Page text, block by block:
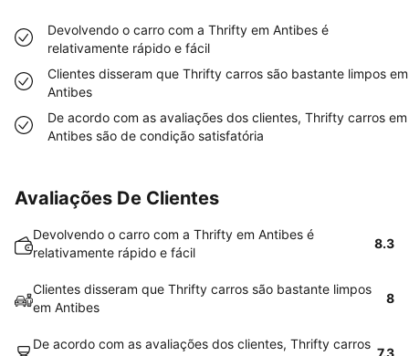
Devolvendo o carro com a Thrifty em Antibes é
relativamente rápido e fácil
Clientes disseram que Thrifty carros são bastante limpos em
Antibes
De acordo com as avaliações dos clientes, Thrifty carros em
Antibes são de condição satisfatória
Avaliações De Clientes
Devolvendo o carro com a Thrifty em Antibes é
relativamente rápido e fácil
8.3
Clientes disseram que Thrifty carros são bastante limpos
em Antibes
8
De acordo com as avaliações dos clientes, Thrifty carros
7.3